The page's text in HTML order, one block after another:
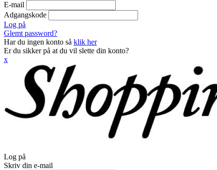
E-mail
Adgangskode
Log på
Glemt password?
Har du ingen konto så klik her
Er du sikker på at du vil slette din konto?
x
Log på
Skriv din e-mail